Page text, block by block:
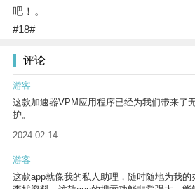
吧！。
#18#
评论
游客
这款加速器VPM应用程序已经为我们带来了
护。
2024-02-14
游客
这款app就像我的私人助理，随时随地为我